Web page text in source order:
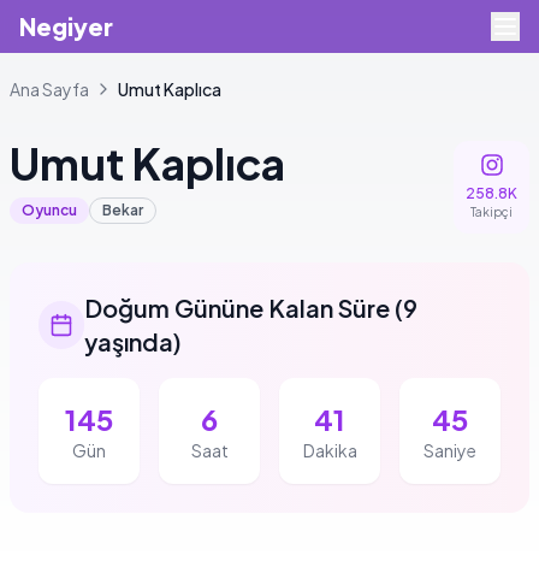
Negiyer
Ana Sayfa UmutKaplıca
Umut Kaplıca
Oyuncu Bekar
258.8K
Takipçi
Doğum Gününe Kalan Süre (9
yaşında)
145
Gün
6
Saat
41
Dakika
45
Saniye